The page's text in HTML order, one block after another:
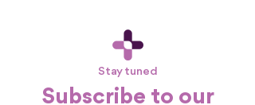
Stay tuned
Subscribe to our